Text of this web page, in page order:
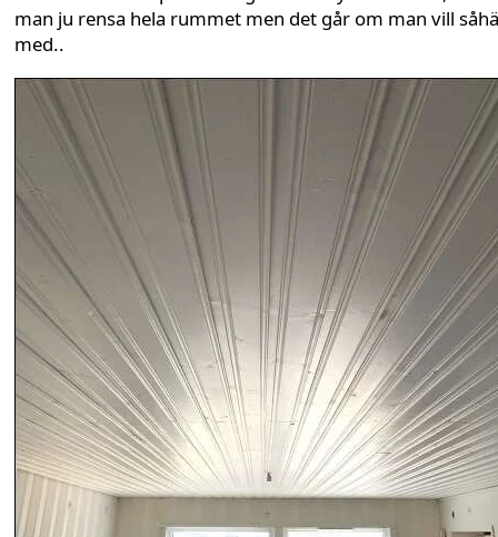
man ju rensa hela rummet men det går om man vill
med..